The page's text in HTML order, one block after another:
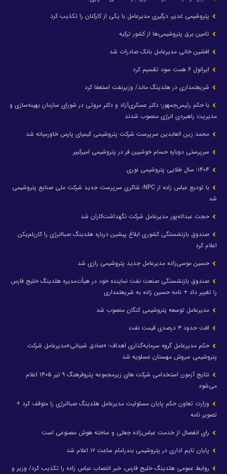
پتروشیمی غدیر، درگیری مدیرعامل با یکی از کارکنان را تکذیب کرد
تامین برق پتروشیمی‌ها از کشور ترکیه
افشین خانی مدیرعامل بانک صادرات شد
ایرانول ۶ همت سود تقسیم کرد
شریعتمداری در هلدینگ ماند/ وزیرنفت استعفا کرد
با حکم رئیس‌جمهور؛ دکتر عسکری‌آزاد و دکتر مروتی در شورای سازمان بهینه‌سازی و
مدیریت راهبردی انرژی منصوب شدند
محمد زین العابدین سرپرست شرکت پتروشیمی کیمیای پارس خاورمیانه شد
سرپرستی دوباره حسام خوشبین فر در پتروشیمی امیرکبیر
با تودیع عباس زاده از NPC؛ شاکری سرپرست جدید شرکت ملی صنایع پتروشیمی
شد
حجت عبداله‌پور مدیرعامل شرکت نگهداشت‌کاران شد
صندوق بازنشستگی کشوری ابلاغ پیشین درباره هلدینگ صباانرژی را کان‌لم‌یکن
اعلام کرد
حسین موسی‌زاده مدیرعامل جدید پتروشیمی رازی شد
صندوق بازنشستگی صنعت نفت نماینده خود در هیأت‌مدیره هلدینگ خلیج فارس
را تغییر داد + نامه حسین زاده به شریعتمداری
مدیرعامل توسعه پتروشیمی کنگان منصوب شد
افت حدود ۳ درصدی قیمت نفت
حکم مدیرعامل گروه سرمایه‌گذاری اهداف؛ «صادق شیبانی»مدیرعامل شرکت
پتروشیمی سروش مهستان عسلویه شد
نتایج آزمون استخدامی شرکت های زیرمجموعه پتروفرهنگ ۹ تیر ۱۴۰۵ اعلام
می‌شود
وزارت تعاون حکم پایان مسئولیت مدیرعامل هلدینگ صباانرژی را متوقف کرد +
تصویر نامه
رای انفصال از خدمت عباس‌زاده جعلی و ساخته هوش مصنوعی است
پایان تایم اداری در پتروشیمی بندرامام ساعت ۱۲ اعلام شد
روابط عمومی هلدینگ خلیج فارس، خبر انتصاب عباس زاده را تکذیب کرد/ وزیر و